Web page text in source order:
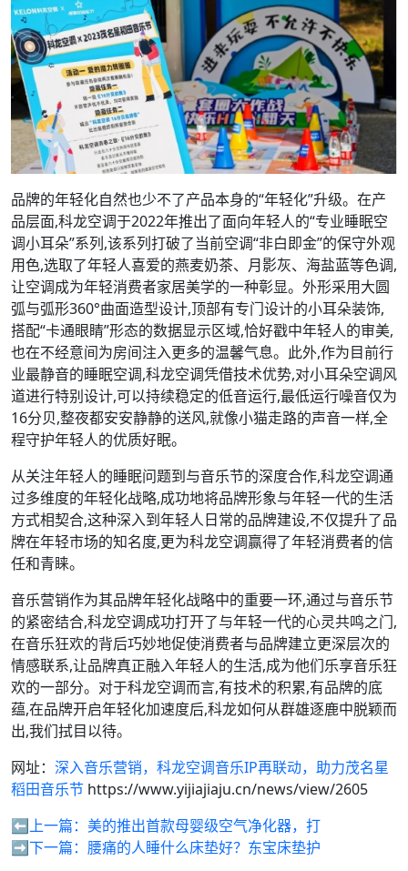
品牌的年轻化自然也少不了产品本身的“年轻化”升级。在产
品层面,科龙空调于2022年推出了面向年轻人的“专业睡眠空
调小耳朵”系列,该系列打破了当前空调“非白即金”的保守外观
用色,选取了年轻人喜爱的燕麦奶茶、月影灰、海盐蓝等色调,
让空调成为年轻消费者家居美学的一种彰显。外形采用大圆
弧与弧形360°曲面造型设计,顶部有专门设计的小耳朵装饰,
搭配“卡通眼睛”形态的数据显示区域,恰好戳中年轻人的审美,
也在不经意间为房间注入更多的温馨气息。此外,作为目前行
业最静音的睡眠空调,科龙空调凭借技术优势,对小耳朵空调风
道进行特别设计,可以持续稳定的低音运行,最低运行噪音仅为
16分贝,整夜都安安静静的送风,就像小猫走路的声音一样,全
程守护年轻人的优质好眠。
从关注年轻人的睡眠问题到与音乐节的深度合作,科龙空调通
过多维度的年轻化战略,成功地将品牌形象与年轻一代的生活
方式相契合,这种深入到年轻人日常的品牌建设,不仅提升了品
牌在年轻市场的知名度,更为科龙空调赢得了年轻消费者的信
任和青睐。
音乐营销作为其品牌年轻化战略中的重要一环,通过与音乐节
的紧密结合,科龙空调成功打开了与年轻一代的心灵共鸣之门,
在音乐狂欢的背后巧妙地促使消费者与品牌建立更深层次的
情感联系,让品牌真正融入年轻人的生活,成为他们乐享音乐狂
欢的一部分。对于科龙空调而言,有技术的积累,有品牌的底
蕴,在品牌开启年轻化加速度后,科龙如何从群雄逐鹿中脱颖而
出,我们拭目以待。
网址： 深入音乐营销，科龙空调音乐IP再联动，助力茂名星
稻田音乐节 https://www.yijiajiaju.cn/news/view/2605
⬅️上一篇： 美的推出首款母婴级空气净化器，打
➡️下一篇： 腰痛的人睡什么床垫好？东宝床垫护